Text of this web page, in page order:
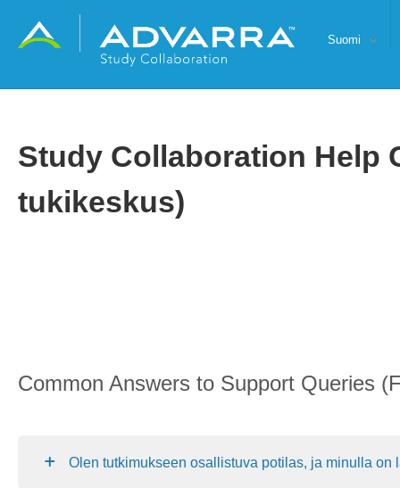
Suomi
Study Collaboration Help
tukikeskus)
Common Answers to Support Queries
Olen tutkimukseen osallistuva potilas, ja minulla